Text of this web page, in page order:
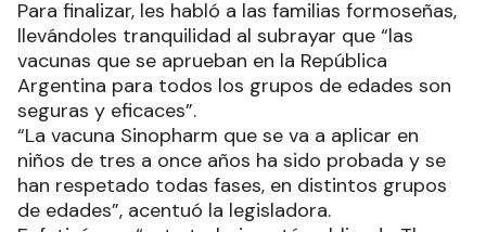
Para finalizar, les habló a las familias formoseñas,
llevándoles tranquilidad al subrayar que “las
vacunas que se aprueban en la República
Argentina para todos los grupos de edades son
seguras y eficaces”.
“La vacuna Sinopharm que se va a aplicar en
niños de tres a once años ha sido probada y se
han respetado todas fases, en distintos grupos
de edades”, acentuó la legisladora.